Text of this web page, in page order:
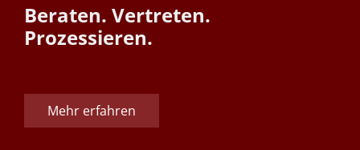
Beraten. Vertreten.
Prozessieren.
Mehr erfahren